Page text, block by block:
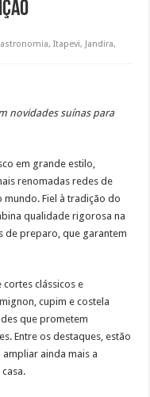
,Itapevi, Jandira,
novidades suínas para
em grande estilo,
renomadas redes de
mundo. Fiel à tradição do
qualidade rigorosa na
de preparo, que garantem
clássicos e
cupim e costela
que prometem
Entre os destaques, estão
ainda mais a